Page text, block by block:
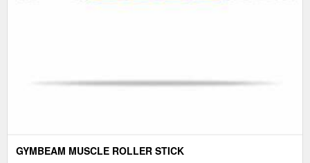
GYMBEAM MUSCLE ROLLER STICK